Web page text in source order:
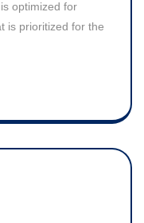
optimized for
is prioritized for the